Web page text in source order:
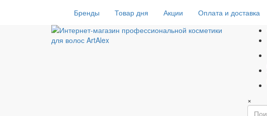
Бренды Товар дня Акции Оплата и доставка
×